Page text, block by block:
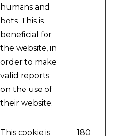
humans and
bots. This is
beneficial for
the website, in
order to make
valid reports
on the use of
their website.
This cookie is
180